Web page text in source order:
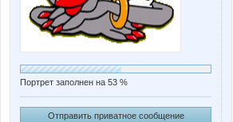
Портрет заполнен на 53 %
Отправить приватное сообщение